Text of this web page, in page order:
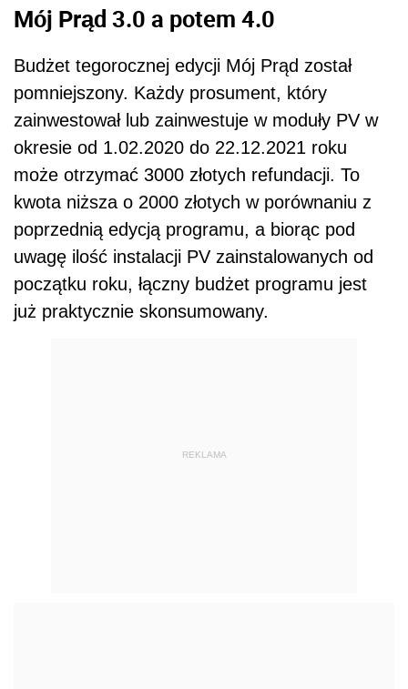
Mój Prąd 3.0 a potem 4.0
Budżet tegorocznej edycji Mój Prąd został
pomniejszony. Każdy prosument, który
zainwestował lub zainwestuje w moduły PV w
okresie od 1.02.2020 do 22.12.2021 roku
może otrzymać 3000 złotych refundacji. To
kwota niższa o 2000 złotych w porównaniu z
poprzednią edycją programu, a biorąc pod
uwagę ilość instalacji PV zainstalowanych od
początku roku, łączny budżet programu jest
już praktycznie skonsumowany.
REKLAMA